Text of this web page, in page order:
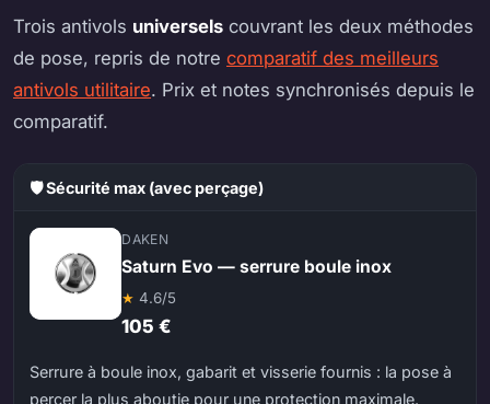
Trois antivols universels couvrant les deux méthodes
de pose, repris de notre comparatif des meilleurs
antivols utilitaire. Prix et notes synchronisés depuis le
comparatif.
🛡️ Sécurité max (avec perçage)
DAKEN
Saturn Evo — serrure boule inox
★ 4.6/5
105 €
Serrure à boule inox, gabarit et visserie fournis : la pose à
percer la plus aboutie pour une protection maximale.